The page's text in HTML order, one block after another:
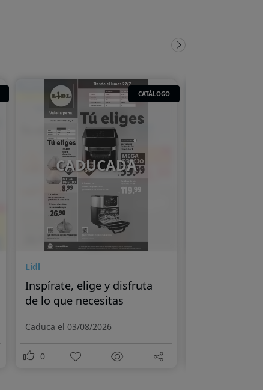
CATÁLOGO
CADUCADA
Lidl
Inspírate, elige y disfruta
de lo que necesitas
Caduca el 03/08/2026
0